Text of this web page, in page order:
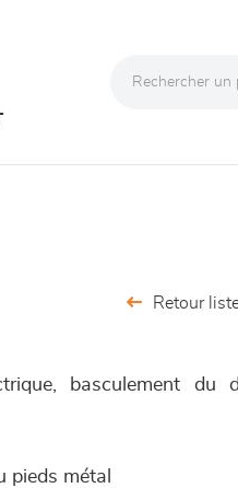
Retour
basculement du
pieds métal